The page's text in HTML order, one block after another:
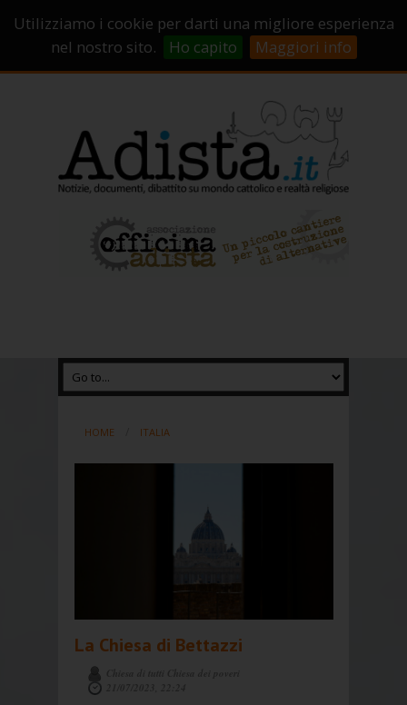
Utilizziamo i cookie per darti una migliore esperienza
nel nostro sito.
Ho capito Maggiori info
Campagne di crowdfunding
Chi Siamo
HOME ITALIA
La Chiesa di Bettazzi